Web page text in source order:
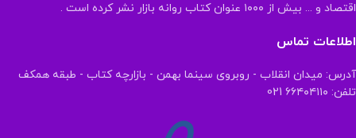
اقتصاد و ... بیش از ۱۰۰۰ عنوان کتاب روانه بازار نشر کرده است .
اطلاعات تماس
آدرس: میدان انقلاب - روبروی سینما بهمن - بازارچه کتاب - طبقه همکف
تلفن: ۶۶۴۰۴۱۱۰ 021